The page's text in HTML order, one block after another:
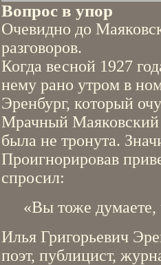
Вопрос в упор
Очевидно до
разговоров.
Когда весной 1927
нему рано утром в
Эренбург, который
Мрачный Маяковский
была не тронута.
Проигнорировав
спросил:
«Вы тоже
Илья Григорьевич
поэт, публицист,